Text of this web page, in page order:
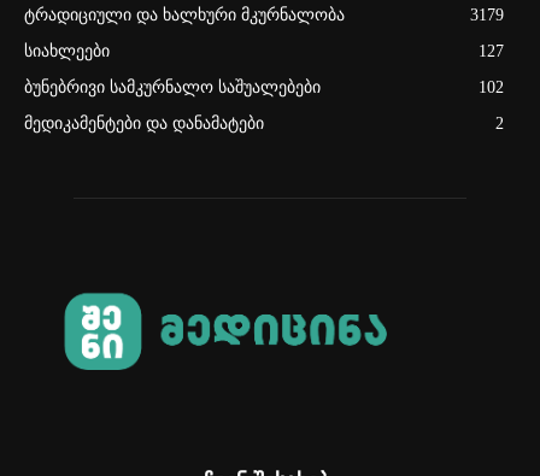
ტრადიციული და ხალხური მკურნალობა
3179
სიახლეები
127
ბუნებრივი სამკურნალო საშუალებები
102
მედიკამენტები და დანამატები
2